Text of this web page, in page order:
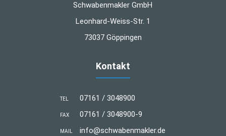
Schwabenmakler GmbH
Leonhard-Weiss-Str. 1
73037 Göppingen
Kontakt
TEL 07161 / 3048900
FAX 07161 / 3048900-9
MAIL info@schwabenmakler.de